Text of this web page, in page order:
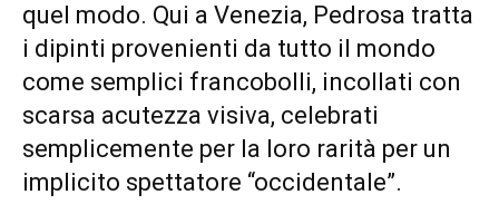
quel modo. Qui a Venezia, Pedrosa tratta
i dipinti provenienti da tutto il mondo
come semplici francobolli, incollati con
scarsa acutezza visiva, celebrati
semplicemente per la loro rarità per un
implicito spettatore “occidentale”.